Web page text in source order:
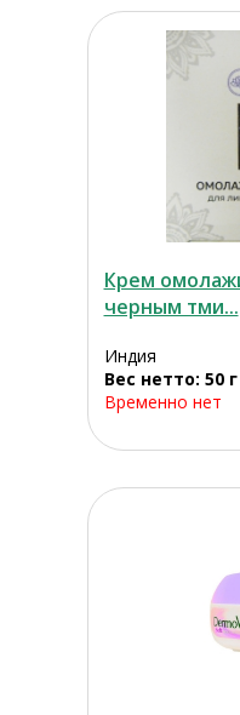
Крем
черным тми...
Индия
Вес нетто: 50 г
Временно нет